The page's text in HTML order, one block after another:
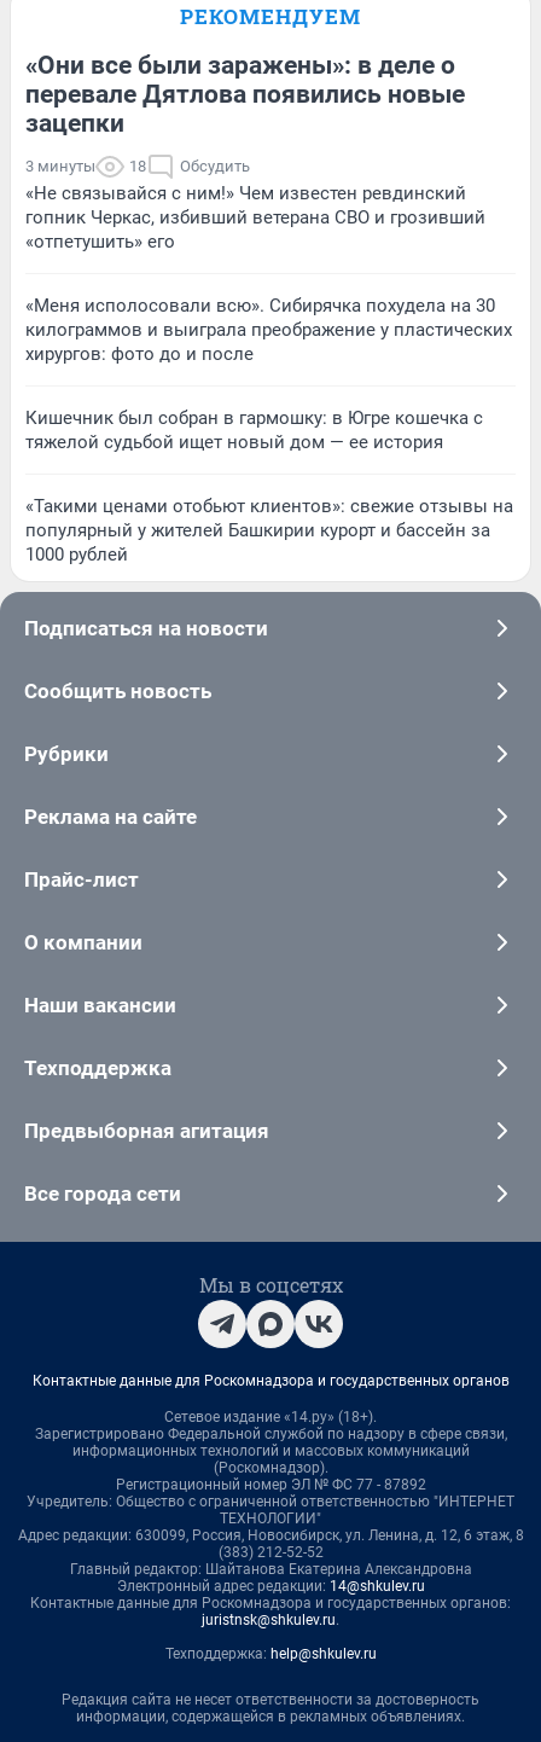
РЕКОМЕНДУЕМ
«Они все были заражены»: в деле о
перевале Дятлова появились новые
зацепки
3 минуты 18 Обсудить
«Не связывайся с ним!» Чем известен ревдинский
гопник Черкас, избивший ветерана СВО и грозивший
«отпетушить» его
«Меня исполосовали всю». Сибирячка похудела на 30
килограммов и выиграла преображение у пластических
хирургов: фото до и после
Кишечник был собран в гармошку: в Югре кошечка с
тяжелой судьбой ищет новый дом — ее история
«Такими ценами отобьют клиентов»: свежие отзывы на
популярный у жителей Башкирии курорт и бассейн за
1000 рублей
Подписаться на новости
Сообщить новость
Рубрики
Реклама на сайте
Прайс-лист
О компании
Наши вакансии
Техподдержка
Предвыборная агитация
Все города сети
Мы в соцсетях
Контактные данные для Роскомнадзора и государственных органов
Сетевое издание «14.ру» (18+).
Зарегистрировано Федеральной службой по надзору в сфере связи,
информационных технологий и массовых коммуникаций
(Роскомнадзор).
Регистрационный номер ЭЛ № ФС 77 - 87892
Учредитель: Общество с ограниченной ответственностью "ИНТЕРНЕТ
ТЕХНОЛОГИИ"
Адрес редакции: 630099, Россия, Новосибирск, ул. Ленина, д. 12, 6 этаж, 8
(383) 212-52-52
Главный редактор: Шайтанова Екатерина Александровна
Электронный адрес редакции: 14@shkulev.ru
Контактные данные для Роскомнадзора и государственных органов:
juristnsk@shkulev.ru.
Техподдержка: help@shkulev.ru
Редакция сайта не несет ответственности за достоверность
информации, содержащейся в рекламных объявлениях.